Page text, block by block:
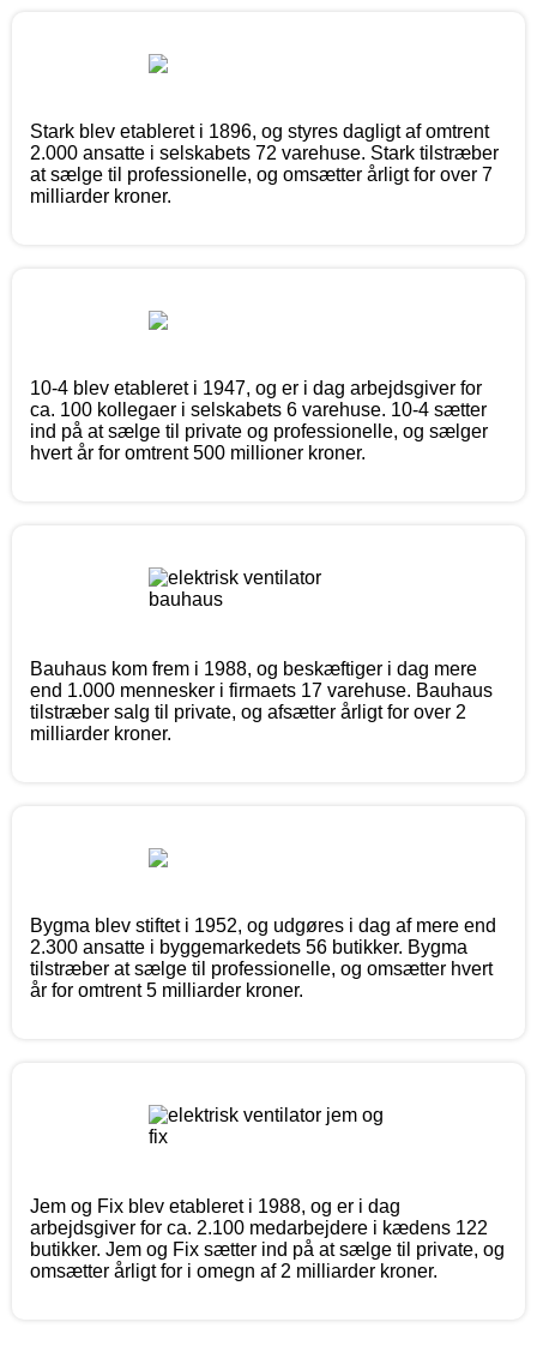
Stark blev etableret i 1896, og styres dagligt af omtrent
2.000 ansatte i selskabets 72 varehuse. Stark tilstræber
at sælge til professionelle, og omsætter årligt for over 7
milliarder kroner.
10-4 blev etableret i 1947, og er i dag arbejdsgiver for
ca. 100 kollegaer i selskabets 6 varehuse. 10-4 sætter
ind på at sælge til private og professionelle, og sælger
hvert år for omtrent 500 millioner kroner.
Bauhaus kom frem i 1988, og beskæftiger i dag mere
end 1.000 mennesker i firmaets 17 varehuse. Bauhaus
tilstræber salg til private, og afsætter årligt for over 2
milliarder kroner.
Bygma blev stiftet i 1952, og udgøres i dag af mere end
2.300 ansatte i byggemarkedets 56 butikker. Bygma
tilstræber at sælge til professionelle, og omsætter hvert
år for omtrent 5 milliarder kroner.
Jem og Fix blev etableret i 1988, og er i dag
arbejdsgiver for ca. 2.100 medarbejdere i kædens 122
butikker. Jem og Fix sætter ind på at sælge til private, og
omsætter årligt for i omegn af 2 milliarder kroner.